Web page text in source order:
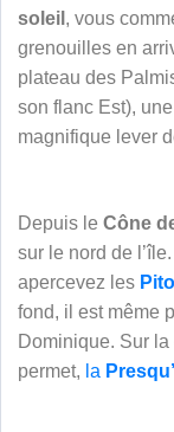
soleil , vous
grenouilles en
plateau des
son flanc Est),
magnifique lever
Depuis le Cône
sur le nord de
apercevez les
fond, il est même
Dominique. Sur
permet, la